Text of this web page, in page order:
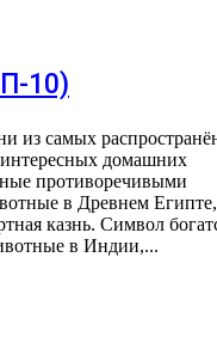
10)
из самых
домашних
противоречивыми
в Древнем Египте,
казнь. Символ
в Индии,...